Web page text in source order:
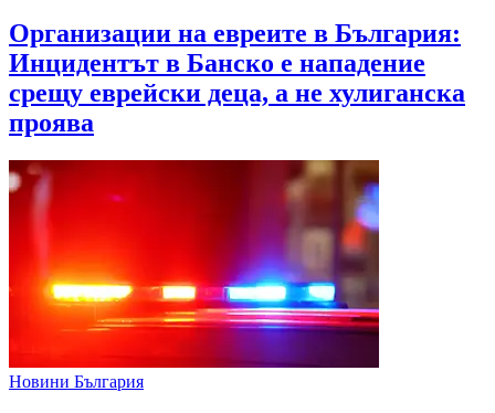
Организации на евреите в България:
Инцидентът в Банско е нападение
срещу еврейски деца, а не хулиганска
проява
Новини България